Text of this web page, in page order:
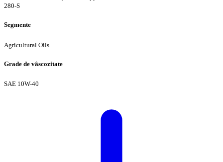
280-S
Segmente
Agricultural Oils
Grade de vâscozitate
SAE 10W-40